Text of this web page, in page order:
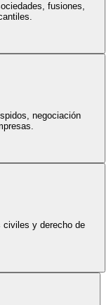
fusiones,
negociación
civiles y derecho de